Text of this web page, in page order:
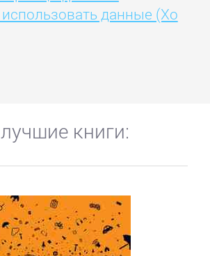
данные (Хо
книги: